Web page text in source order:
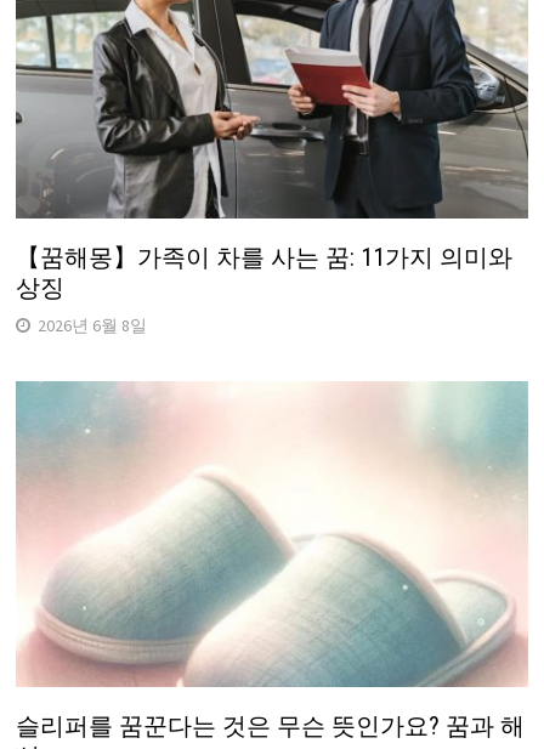
【꿈해몽】가족이 차를 사는 꿈: 11가지 의미와
상징
2026년 6월 8일
슬리퍼를 꿈꾼다는 것은 무슨 뜻인가요? 꿈과 해